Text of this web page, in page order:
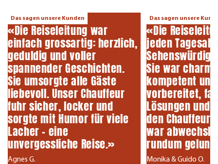
Das sagen unsere Kunden
«Die Reiseleitung war
einfach grossartig: herzlich,
geduldig und voller
spannender Geschichten.
Sie umsorgte alle Gäste
liebevoll. Unser Chauffeur
fuhr sicher, locker und
sorgte mit Humor für viele
Lacher – eine
unvergessliche Reise.»
Agnes G.
Das sagen unsere
«Die
jeden
Sie war
kompetent
vorbereitet,
Lösungen und
den Chauffeur.
war
rundum
Monika & Guido O.